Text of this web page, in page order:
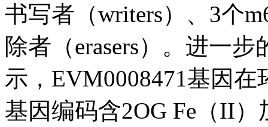
书写者（writers）、3个
除者（erasers）。进一
示，EVM0008471基因
基因编码含2OG Fe（II